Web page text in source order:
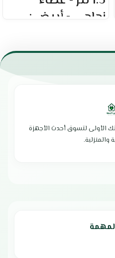
زجاجي - أبيض :
وعاء داخلي غير لاصق
مثالي للعائلات الكبيرة أو المناسبات
يمكنك تحضير جميع أنواع الأطعمة
بسهولة بفضل الوظائف المتعددة
الأولى لتسوق أحدث الأجهزة
والمنزلية.